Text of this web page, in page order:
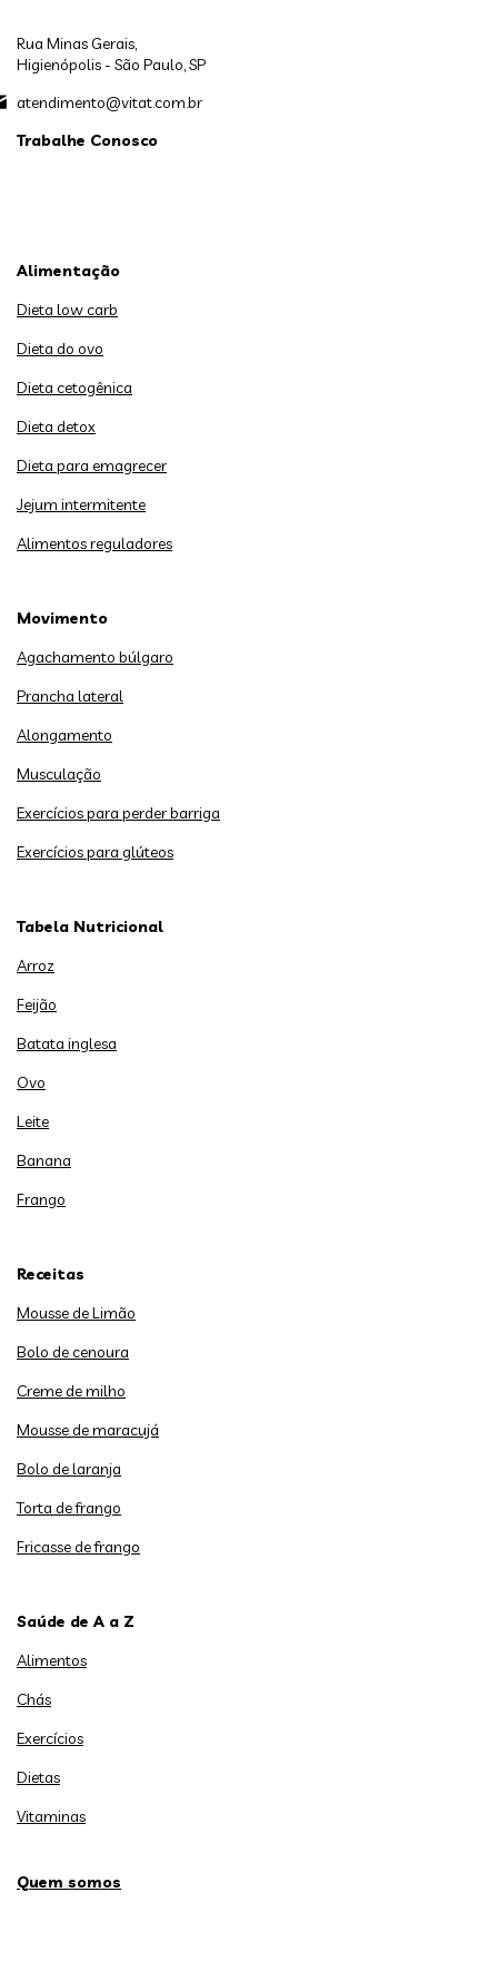
Rua Minas Gerais,
Higienópolis - São Paulo, SP
atendimento@vitat.com.br
Trabalhe Conosco
Alimentação
Dieta low carb
Dieta do ovo
Dieta cetogênica
Dieta detox
Dieta para emagrecer
Jejum intermitente
Alimentos reguladores
Movimento
Agachamento búlgaro
Prancha lateral
Alongamento
Musculação
Exercícios para perder barriga
Exercícios para glúteos
Tabela Nutricional
Arroz
Feijão
Batata inglesa
Ovo
Leite
Banana
Frango
Receitas
Mousse de Limão
Bolo de cenoura
Creme de milho
Mousse de maracujá
Bolo de laranja
Torta de frango
Fricasse de frango
Saúde de A a Z
Alimentos
Chás
Exercícios
Dietas
Vitaminas
Quem somos